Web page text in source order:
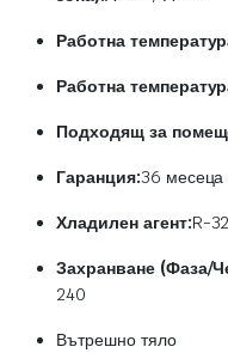
Работна
Работна
Подходящ за
Гаранция:36 месеца
Хладилен агент:R-32
Захранване (Фаза/
240
Вътрешно тяло